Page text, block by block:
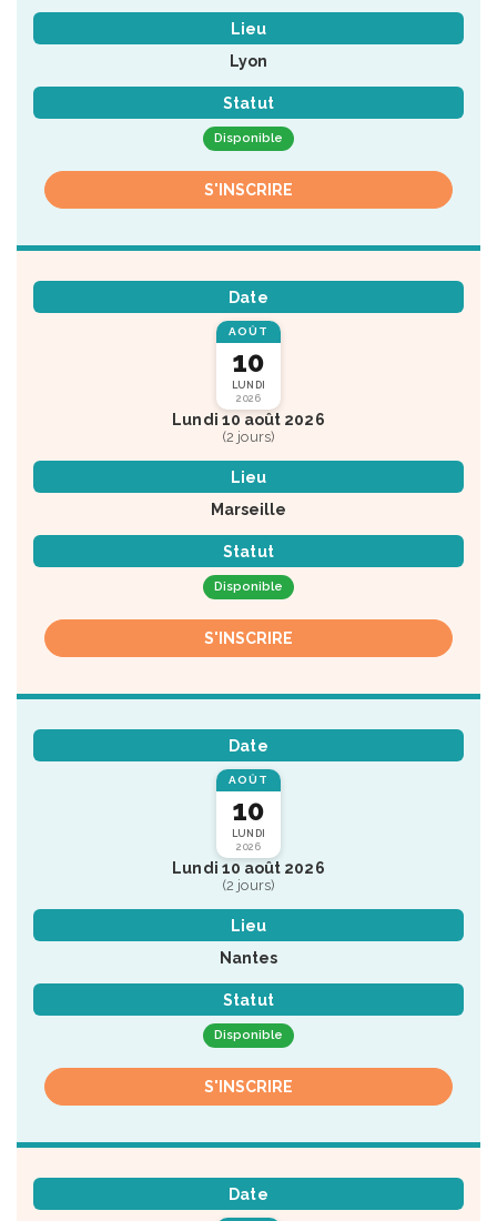
Lieu
Lyon
Statut
Disponible
S'INSCRIRE
Date
AOÛT
10
LUNDI
2026
Lundi 10 août 2026
(2 jours)
Lieu
Marseille
Statut
Disponible
S'INSCRIRE
Date
AOÛT
10
LUNDI
2026
Lundi 10 août 2026
(2 jours)
Lieu
Nantes
Statut
Disponible
S'INSCRIRE
Date